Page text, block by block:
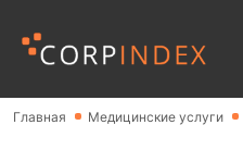
Главная Медицинские услуги